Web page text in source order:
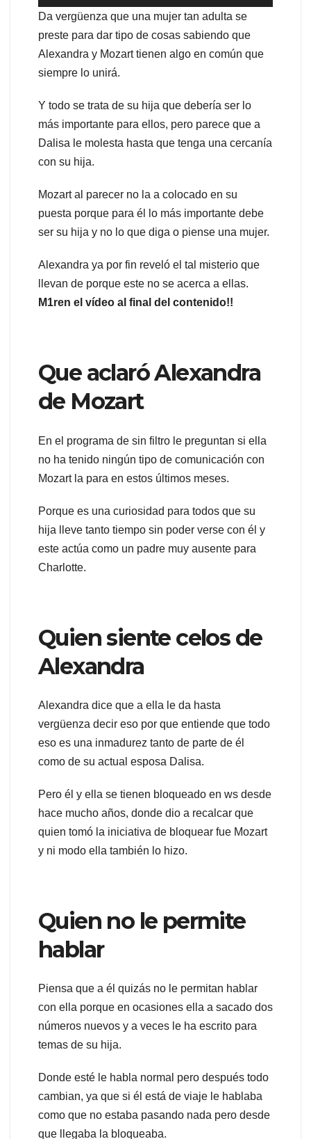
Da vergüenza que una mujer tan adulta se
preste para dar tipo de cosas sabiendo que
Alexandra y Mozart tienen algo en común que
siempre lo unirá.
Y todo se trata de su hija que debería ser lo
más importante para ellos, pero parece que a
Dalisa le molesta hasta que tenga una cercanía
con su hija.
Mozart al parecer no la a colocado en su
puesta porque para él lo más importante debe
ser su hija y no lo que diga o piense una mujer.
Alexandra ya por fin reveló el tal misterio que
llevan de porque este no se acerca a ellas.
M1ren el vídeo al final del contenido!!
Que aclaró Alexandra
de Mozart
En el programa de sin filtro le preguntan si ella
no ha tenido ningún tipo de comunicación con
Mozart la para en estos últimos meses.
Porque es una curiosidad para todos que su
hija lleve tanto tiempo sin poder verse con él y
este actúa como un padre muy ausente para
Charlotte.
Quien siente celos de
Alexandra
Alexandra dice que a ella le da hasta
vergüenza decir eso por que entiende que todo
eso es una inmadurez tanto de parte de él
como de su actual esposa Dalisa.
Pero él y ella se tienen bloqueado en ws desde
hace mucho años, donde dio a recalcar que
quien tomó la iniciativa de bloquear fue Mozart
y ni modo ella también lo hizo.
Quien no le permite
hablar
Piensa que a él quizás no le permitan hablar
con ella porque en ocasiones ella a sacado dos
números nuevos y a veces le ha escrito para
temas de su hija.
Donde esté le habla normal pero después todo
cambian, ya que si él está de viaje le hablaba
como que no estaba pasando nada pero desde
que llegaba la bloqueaba.